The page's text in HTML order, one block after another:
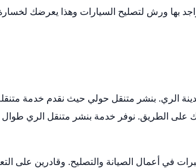
بها ورش لتصليح السيارات وهذا يعرضك
الري. بنشر متنقل حولي حيث نقدم خدمة
على الطريق. نوفر خدمة بنشر متنقل الري طوال
في أعمال الصيانة والتصليح. وقادرين على